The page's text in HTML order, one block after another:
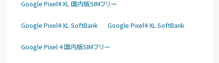
Google Pixel4 XL 国内版SIMフリー
Google Pixel4 XL SoftBank Google Pixel4 XL SoftBank
Google Pixel 4 国内版SIMフリー